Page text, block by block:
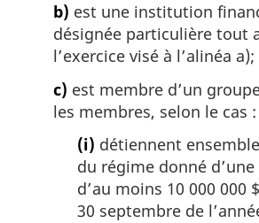
b) est une institution
désignée particulière tout
l’exercice visé à l’alinéa a);
c) est membre d’un
les membres, selon le cas :
(i) détiennent
du régime donné
d’au moins 10 000 000
30 septembre de